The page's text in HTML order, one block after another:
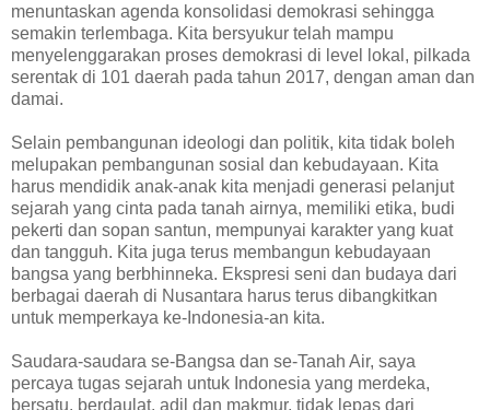
menuntaskan agenda konsolidasi demokrasi sehingga
semakin terlembaga. Kita bersyukur telah mampu
menyelenggarakan proses demokrasi di level lokal, pilkada
serentak di 101 daerah pada tahun 2017, dengan aman dan
damai.
Selain pembangunan ideologi dan politik, kita tidak boleh
melupakan pembangunan sosial dan kebudayaan. Kita
harus mendidik anak-anak kita menjadi generasi pelanjut
sejarah yang cinta pada tanah airnya, memiliki etika, budi
pekerti dan sopan santun, mempunyai karakter yang kuat
dan tangguh. Kita juga terus membangun kebudayaan
bangsa yang berbhinneka. Ekspresi seni dan budaya dari
berbagai daerah di Nusantara harus terus dibangkitkan
untuk memperkaya ke-Indonesia-an kita.
Saudara-saudara se-Bangsa dan se-Tanah Air, saya
percaya tugas sejarah untuk Indonesia yang merdeka,
bersatu, berdaulat, adil dan makmur, tidak lepas dari